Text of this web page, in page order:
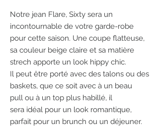
Notre jean Flare, Sixty sera un
incontournable de votre garde-robe
pour cette saison. Une coupe flatteuse,
sa couleur beige claire et sa matière
strech apporte un look hippy chic.
Il peut être porté avec des talons ou des
baskets, que ce soit avec à un beau
pull ou à un top plus habillé, il
sera idéal pour un look romantique,
parfait pour un brunch ou un déjeuner.